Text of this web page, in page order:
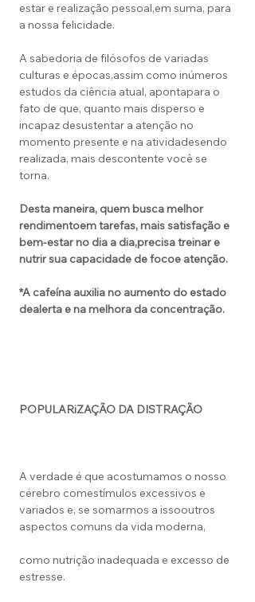
estar e realização pessoal,em suma, para
a nossa felicidade.
A sabedoria de filósofos de variadas
culturas e épocas,assim como inúmeros
estudos da ciência atual, apontapara o
fato de que, quanto mais disperso e
incapaz desustentar a atenção no
momento presente e na atividadesendo
realizada, mais descontente você se
torna.
Desta maneira, quem busca melhor
rendimentoem tarefas, mais satisfação e
bem-estar no dia a dia,precisa treinar e
nutrir sua capacidade de focoe atenção.
*A cafeína auxilia no aumento do estado
dealerta e na melhora da concentração.
POPULARiZAÇÃO DA DISTRAÇÃO
A verdade é que acostumamos o nosso
cérebro comestímulos excessivos e
variados e, se somarmos a issooutros
aspectos comuns da vida moderna,
como nutrição inadequada e excesso de
estresse.